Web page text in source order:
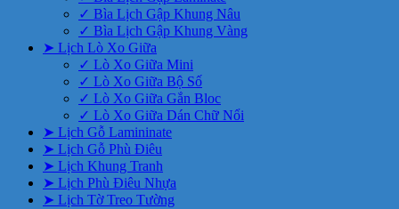
✓ Bìa Lịch Gập Khung Nâu
✓ Bìa Lịch Gập Khung Vàng
➤ Lịch Lò Xo Giữa
✓ Lò Xo Giữa Mini
✓ Lò Xo Giữa Bộ Số
✓ Lò Xo Giữa Gắn Bloc
✓ Lò Xo Giữa Dán Chữ Nổi
➤ Lịch Gỗ Lamininate
➤ Lịch Gỗ Phù Điêu
➤ Lịch Khung Tranh
➤ Lịch Phù Điêu Nhựa
➤ Lịch Tờ Treo Tường